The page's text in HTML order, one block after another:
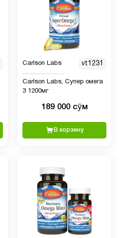
Carlson Labs vt1231
Carlson Labs, Супер омега
3 1200мг
189 000 сӯм
В корзину